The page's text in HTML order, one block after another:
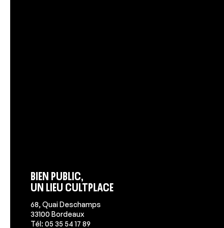
Bien Public,
un lieu Cultplace
68, Quai Deschamps
33100 Bordeaux
Tél: 05 35 54 17 89